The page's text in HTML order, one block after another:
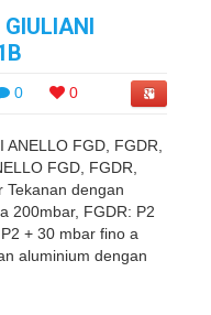
0 0
ANELLO FGD, FGDR,
FGD, FGDR,
Tekanan dengan
200mbar, FGDR: P2
+ 30 mbar fino a
aluminium dengan